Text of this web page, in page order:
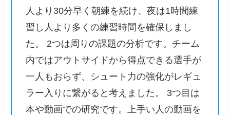
人より30分早く朝練を続け、夜は1時間練
習し人より多くの練習時間を確保しまし
た。 2つは周りの課題の分析です。チーム
内ではアウトサイドから得点できる選手が
一人もおらず、シュート力の強化がレギュ
ラー入りに繋がると考えました。 3つ目は
本や動画での研究です。上手い人の動画を